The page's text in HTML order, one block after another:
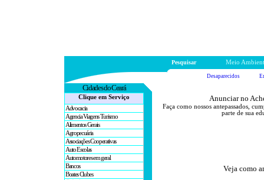
Pesquisar Meio
Desaparecidos
Cidadesdo Ceará
Clique em Serviço
Advocacia
Agencia Viagens Turismo
Alimentos Gerais
Agropecuária
Associações Cooperativas
Auto Escolas
Automotores em geral
Bancos
Boates Clubes
Anunciar no
Faça como nossos antepassados,
parte de sua
Veja como